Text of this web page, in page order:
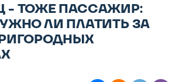
- ТОЖЕ ПАССАЖИР:
ЛИ ПЛАТИТЬ ЗА